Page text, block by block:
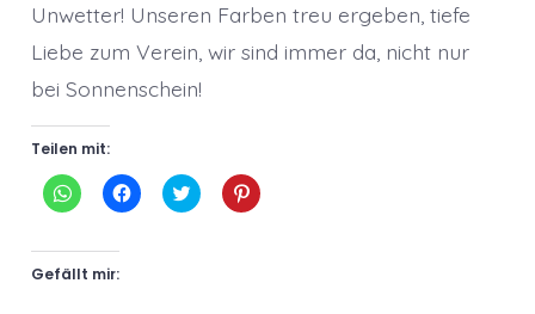
Unwetter! Unseren Farben treu ergeben, tiefe
Liebe zum Verein, wir sind immer da, nicht nur
bei Sonnenschein!
Teilen mit:
K
l
k
e
n
K
l
K
l
K
l
Gefällt mir: